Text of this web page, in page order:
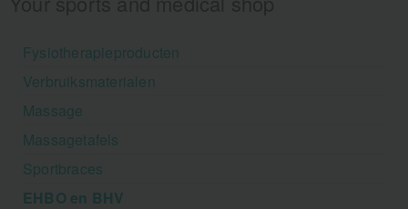
Fysiotherapieproducten
Verbruiksmaterialen
Massage
Massagetafels
Sportbraces
EHBO en BHV